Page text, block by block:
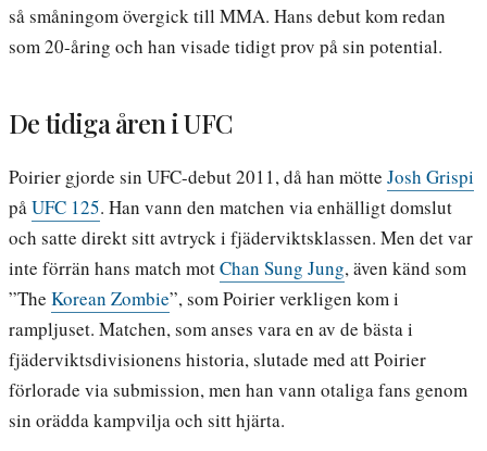
så småningom övergick till MMA. Hans debut kom redan
som 20-åring och han visade tidigt prov på sin potential.
De tidiga åren i UFC
Poirier gjorde sin UFC-debut 2011, då han mötte Josh Grispi
påUFC 125. Han vann den matchen via enhälligt domslut
och satte direkt sitt avtryck i fjäderviktsklassen. Men det var
inte förrän hans match motChan Sung Jung, även känd som
”The Korean Zombie”, som Poirier verkligen kom i
rampljuset. Matchen, som anses vara en av de bästa i
fjäderviktsdivisionens historia, slutade med att Poirier
förlorade via submission, men han vann otaliga fans genom
sin orädda kampvilja och sitt hjärta.